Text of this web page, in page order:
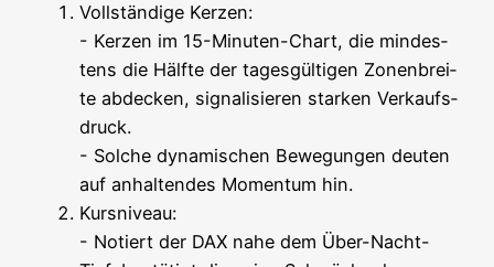
Voll­stän­di­ge Ker­zen:
- Ker­zen im 15-Minu­ten-Chart, die min­des­
tens die Hälf­te der tages­gül­ti­gen Zonen­brei­
te abde­cken, signa­li­sie­ren star­ken Ver­kaufs­
druck.
- Sol­che dyna­mi­schen Bewe­gun­gen deu­ten
auf anhal­ten­des Momen­tum hin.
Kurs­ni­veau:
- Notiert der DAX nahe dem Über-Nacht-